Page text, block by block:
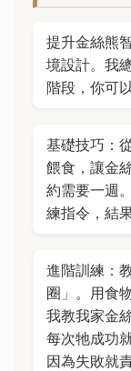
提升金絲熊
境設計。我
階段，你可
基礎技巧：
餵食，讓金
約需要一週
練指令，結
進階訓練：
圈」。用食
我教我家金
每次牠成功
因為失敗就責